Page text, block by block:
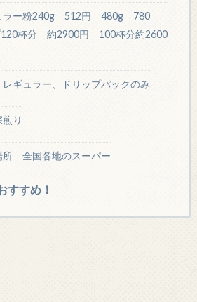
ラー粉240g 512円 480g 780
杯分 約2900円 100杯分約2600
ギュラー、ドリップパックのみ
り
所 全国各地のスーパー
すすめ！